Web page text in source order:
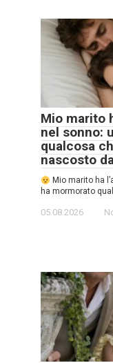
Mio marito
nel sonno:
qualcosa
nascosto
Mio marito ha
ha mormorato
05.08.2026